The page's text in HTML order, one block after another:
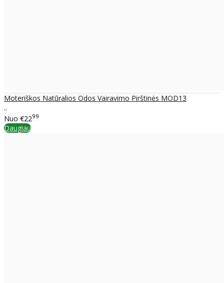
Moteriškos Natūralios Odos Vairavimo Pirštinės MOD13
..
Nuo €2299
Daugiau